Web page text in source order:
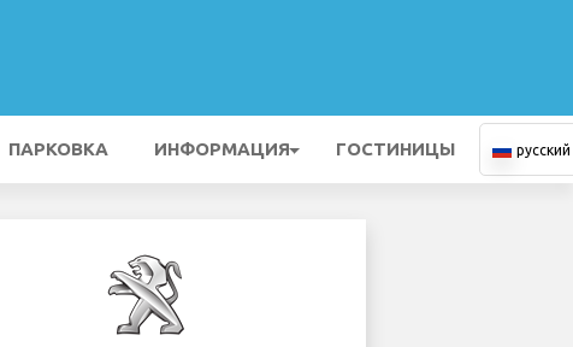
ПАРКОВКА ИНФОРМАЦИЯ ГОСТИНИЦЫ русский